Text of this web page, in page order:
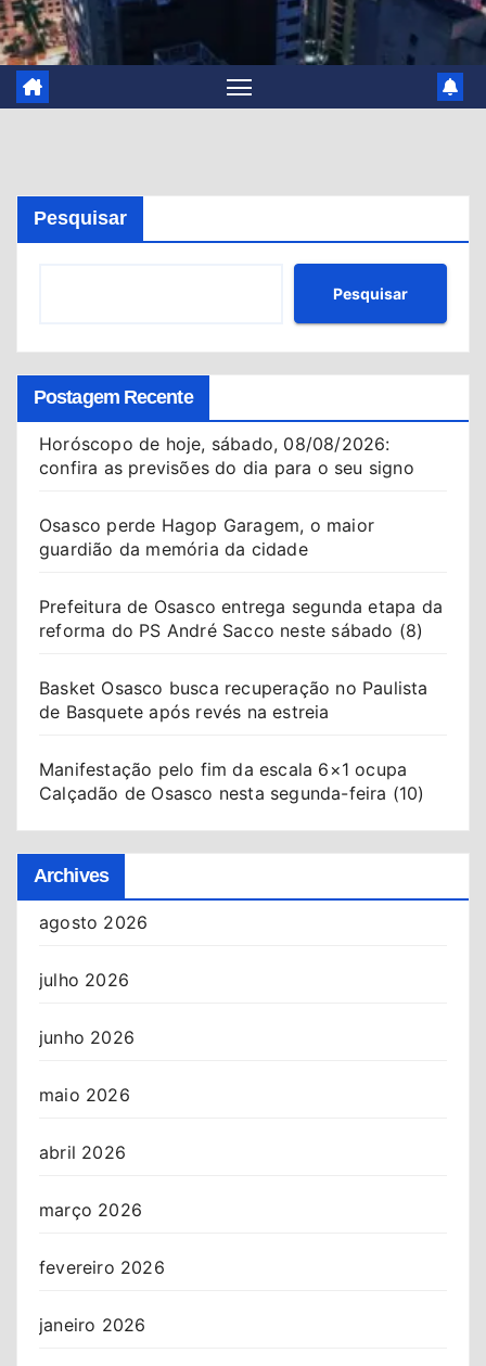
Pesquisar
Pesquisar
Postagem Recente
Horóscopo de hoje, sábado, 08/08/2026:
confira as previsões do dia para o seu signo
Osasco perde Hagop Garagem, o maior
guardião da memória da cidade
Prefeitura de Osasco entrega segunda etapa da
reforma do PS André Sacco neste sábado (8)
Basket Osasco busca recuperação no Paulista
de Basquete após revés na estreia
Manifestação pelo fim da escala 6×1 ocupa
Calçadão de Osasco nesta segunda-feira (10)
Archives
agosto 2026
julho 2026
junho 2026
maio 2026
abril 2026
março 2026
fevereiro 2026
janeiro 2026